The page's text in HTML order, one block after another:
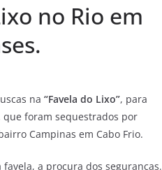
no Rio em
na “Favela do Lixo”, para
que foram sequestrados por
Campinas em Cabo Frio.
a procura dos seguranças.